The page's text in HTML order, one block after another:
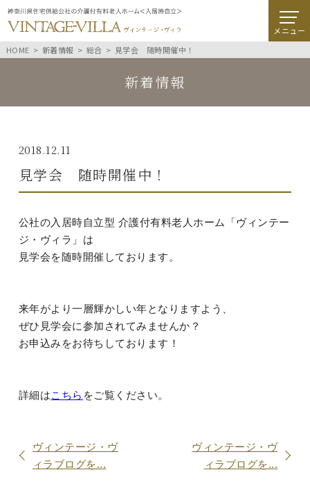
メニュー
HOME
新着情報 総合 見学会 随時開催中！
新着情報
2018.12.11
見学会 随時開催中！
公社の入居時自立型 介護付有料老人ホーム「ヴィンテー
ジ・ヴィラ」は
見学会を随時開催しております。
来年がより一層輝かしい年となりますよう、
ぜひ見学会に参加されてみませんか？
お申込みをお待ちしております！
詳細はこちら をご覧ください。
ヴィンテージ・ヴ
ィラブログを...
ヴィンテージ・ヴ
ィラブログを...